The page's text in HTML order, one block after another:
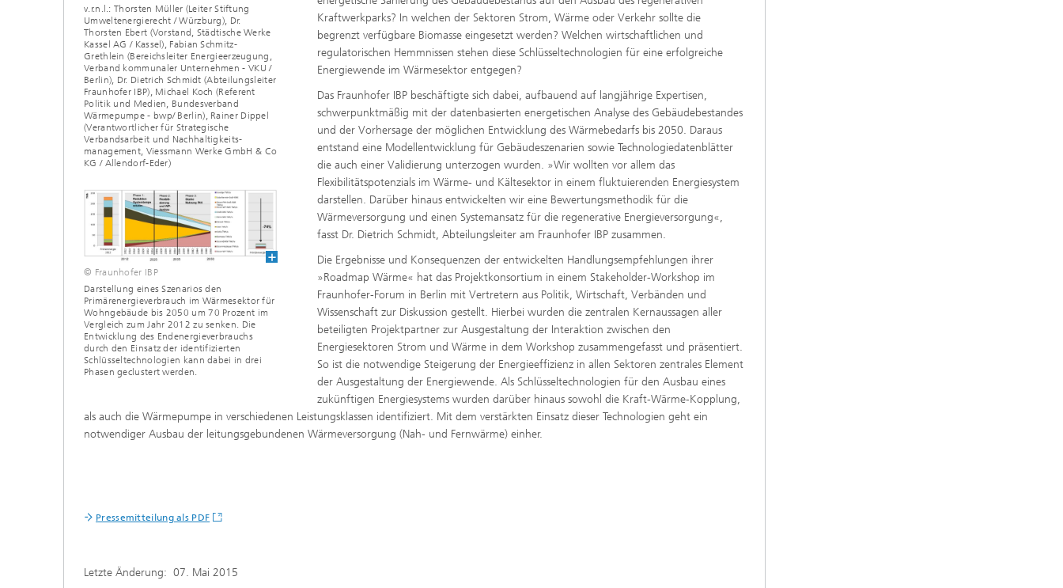
®
v.r.n.l.: Thorsten Müller (Leiter Stiftung
Umweltenergierecht / Würzburg), Dr.
Thorsten Ebert (Vorstand, Städtische Werke
Kassel AG / Kassel), Fabian Schmitz-
Grethlein (Bereichsleiter Energieerzeugung,
Verband kommunaler Unternehmen - VKU /
Berlin), Dr. Dietrich Schmidt (Abteilungsleiter
Fraunhofer IBP), Michael Koch (Referent
Politik und Medien, Bundesverband
Wärmepumpe - bwp/ Berlin), Rainer Dippel
(Verantwortlicher für Strategische
Verbandsarbeit und Nachhaltigkeits-
management, Viessmann Werke GmbH & Co
KG / Allendorf-Eder)
© Fraunhofer IBP
Darstellung eines Szenarios den
Primärenergieverbrauch im Wärmesektor für
Wohngebäude bis 2050 um 70 Prozent im
Vergleich zum Jahr 2012 zu senken. Die
Entwicklung des Endenergieverbrauchs
durch den Einsatz der identifizierten
Schlüsseltechnologien kann dabei in drei
Phasen geclustert werden.
Kraftwerkparks? In welchen der Sektoren Strom, Wärme oder Verkehr sollte die
begrenzt verfügbare Biomasse eingesetzt werden? Welchen wirtschaftlichen und
regulatorischen Hemmnissen stehen diese Schlüsseltechnologien für eine erfolgreiche
Energiewende im Wärmesektor entgegen?
Das Fraunhofer IBP beschäftigte sich dabei, aufbauend auf langjährige Expertisen,
schwerpunktmäßig mit der datenbasierten energetischen Analyse des Gebäudebestandes
und der Vorhersage der möglichen Entwicklung des Wärmebedarfs bis 2050. Daraus
entstand eine Modellentwicklung für Gebäudeszenarien sowie Technologiedatenblätter
die auch einer Validierung unterzogen wurden. »Wir wollten vor allem das
Flexibilitätspotenzials im Wärme- und Kältesektor in einem fluktuierenden Energiesystem
darstellen. Darüber hinaus entwickelten wir eine Bewertungsmethodik für die
Wärmeversorgung und einen Systemansatz für die regenerative Energieversorgung«,
fasst Dr. Dietrich Schmidt, Abteilungsleiter am Fraunhofer IBP zusammen.
Die Ergebnisse und Konsequenzen der entwickelten Handlungsempfehlungen ihrer
»Roadmap Wärme« hat das Projektkonsortium in einem Stakeholder-Workshop im
Fraunhofer-Forum in Berlin mit Vertretern aus Politik, Wirtschaft, Verbänden und
Wissenschaft zur Diskussion gestellt. Hierbei wurden die zentralen Kernaussagen aller
beteiligten Projektpartner zur Ausgestaltung der Interaktion zwischen den
Energiesektoren Strom und Wärme in dem Workshop zusammengefasst und präsentiert.
So ist die notwendige Steigerung der Energieeffizienz in allen Sektoren zentrales Element
der Ausgestaltung der Energiewende. Als Schlüsseltechnologien für den Ausbau eines
zukünftigen Energiesystems wurden darüber hinaus sowohl die Kraft-Wärme-Kopplung,
als auch die Wärmepumpe in verschiedenen Leistungsklassen identifiziert. Mit dem verstärkten Einsatz dieser Technologien geht ein
notwendiger Ausbau der leitungsgebundenen Wärmeversorgung (Nah- und Fernwärme) einher.
Pressemitteilung als PDF
Letzte Änderung: 07. Mai 2015